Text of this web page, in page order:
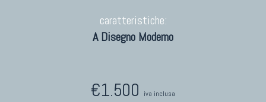
caratteristiche:
A Disegno Moderno
€1.500 iva inclusa